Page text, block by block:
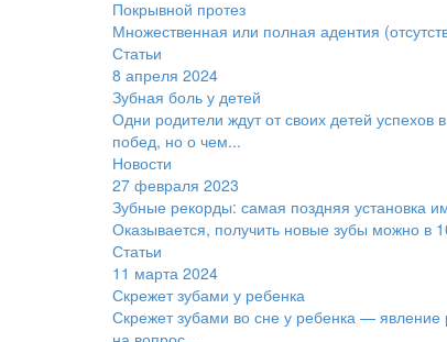
Покрывной протез
Множественная или полная адентия
Статьи
8 апреля 2024
Зубная боль у детей
Одни родители ждут от своих детей успехов
побед, но о чем...
Новости
27 февраля 2023
Зубные рекорды: самая поздняя установка
Оказывается, получить новые зубы можно в
Статьи
11 марта 2024
Скрежет зубами у ребенка
Скрежет зубами во сне у ребенка —